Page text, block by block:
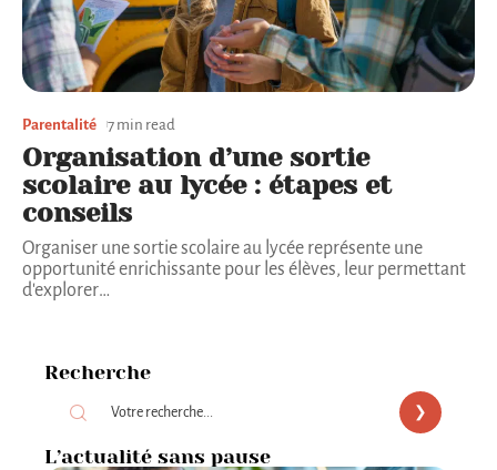
Parentalité 7 min read
Organisation d’une sortie
scolaire au lycée : étapes et
conseils
Organiser une sortie scolaire au lycée représente une
opportunité enrichissante pour les élèves, leur permettant
d'explorer…
Recherche
L’actualité sans pause